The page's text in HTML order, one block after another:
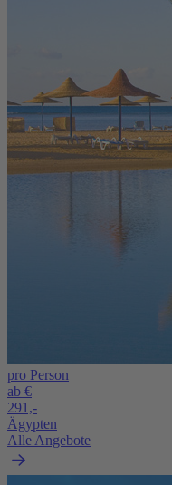
pro Person
ab €
291,-
Ägypten
Alle Angebote